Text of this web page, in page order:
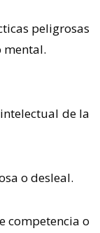
peligrosas
mental.
de la
o desleal.
competencia o